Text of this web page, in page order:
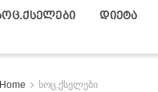
ᲓᲘᲔᲢᲐ
Home სოც.ქსელები